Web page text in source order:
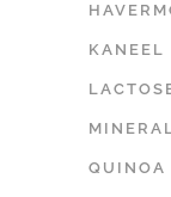
KANEEL
QUINOA